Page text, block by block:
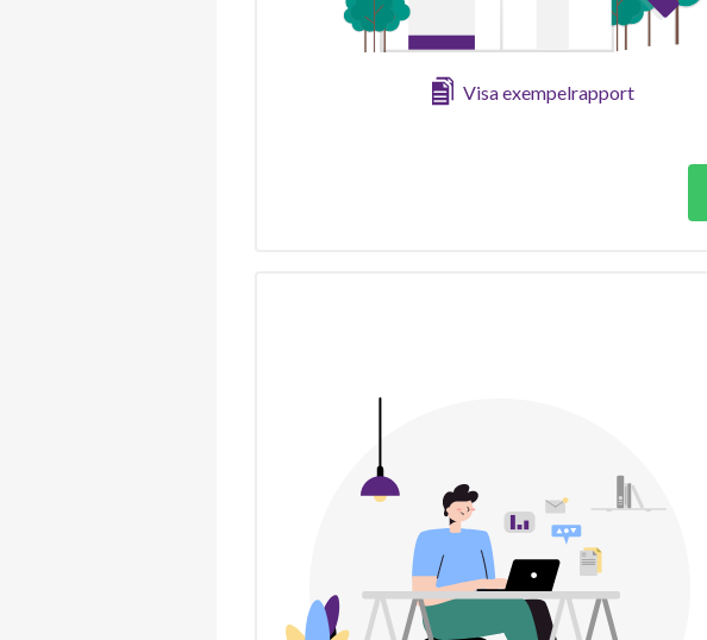
Visa exempelrapport